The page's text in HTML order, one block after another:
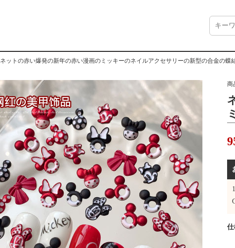
ネットの赤い爆発の新年の赤い漫画のミッキーのネイルアクセサリーの新型の合金の蝶
商